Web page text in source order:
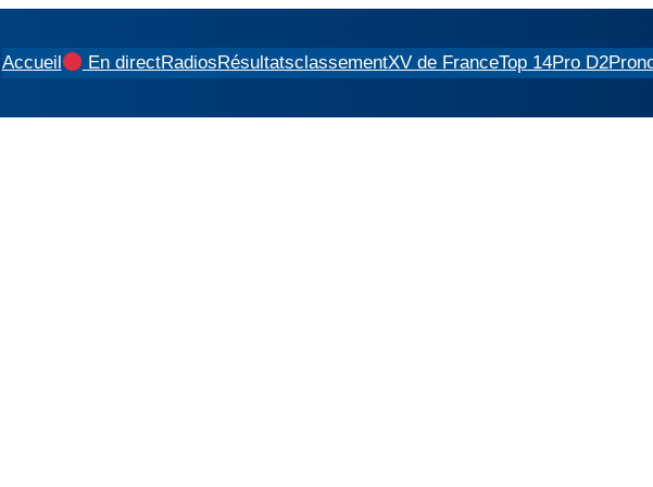
Accueil En directRadiosRésultatsclassementXV de FranceTop 14Pro D2